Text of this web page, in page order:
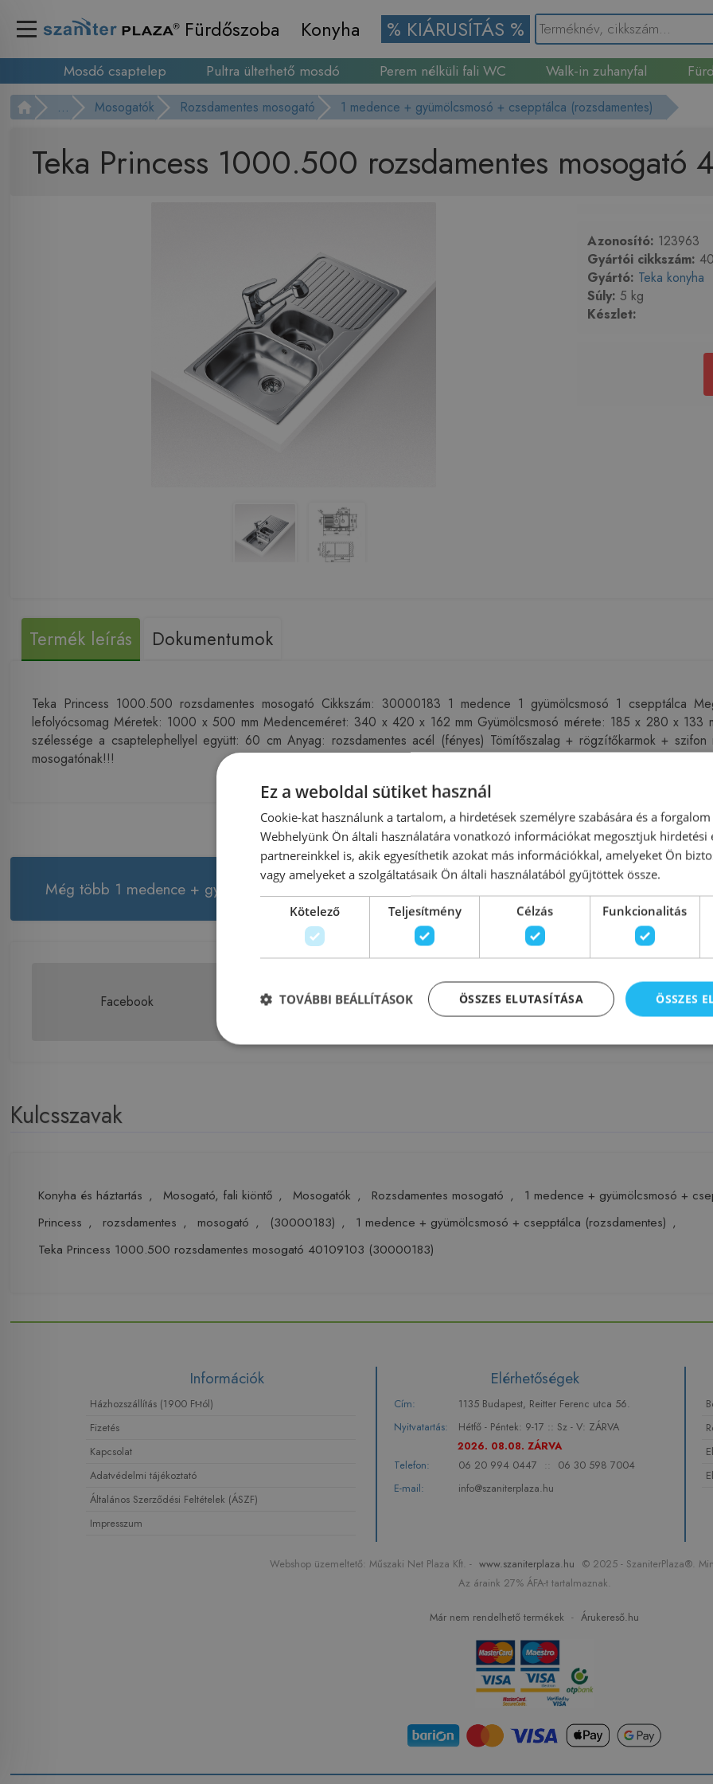
Fürdőszoba Konyha % KIÁRUSÍTÁS %
Mosdó csaptelep Pultra ültethető mosdó Perem nélküli fali WC Walk-in zuhanyfal
Gránit mosogató
... Mosogatók Rozsdamentes mosogató 1 medence + gyümölcsmosó + csepptálca (rozsdamentes)
Teka Princess 1000.500 rozsdamentes
Azonosító: 123963
Gyártói cikkszám:
Gyártó: Teka konyha
Súly: 5 kg
Készlet:
Termék leírás Dokumentumok
Teka Princess 1000.500 rozsdamentes mosogató Cikkszám: 30000183 1 medence 1 gyümölcsmosó 1 csepptálca
lefolyócsomag Méretek: 1000 x 500 mm Medenceméret: 340 x 420 x 162 mm Gyümölcsmosó mérete: 185 x 280 x 133
szélessége a csaptelephellyel együtt: 60 cm Anyag: rozsdamentes acél (fényes) Tömítőszalag + rögzítőkarmok +
mosogatónak!!!
Még több 1 medence + gyümölcsmosó + csepptálca (rozsdamentes) Teka konyha termékek
Facebook Twitter Pinterest Reddit
Kulcsszavak
Konyha és háztartás , Mosogató, fali kiöntő , Mosogatók , Rozsdamentes mosogató , 1 medence + gyümölcsmosó +
Princess , rozsdamentes , mosogató , (30000183) , 1 medence + gyümölcsmosó + csepptálca (rozsdamentes) ,
Teka Princess 1000.500 rozsdamentes mosogató 40109103 (30000183)
Információk
Házhozszállítás (1900 Ft-tól)
Fizetés
Kapcsolat
Adatvédelmi tájékoztató
Általános Szerződési Feltételek (ÁSZF)
Impresszum
Elérhetőségek
Cím:
1135 Budapest, Reitter Ferenc utca 56.
Nyitvatartás:
Hétfő - Péntek: 9-17 :: Sz - V: ZÁRVA
2026. 08.08. ZÁRVA
Telefon:
06 20 994 0447 ::
06 30 598 7004
E-mail:
info@szaniterplaza.hu
Webshop üzemeltető: Műszaki Net Plaza Kft. - www.szaniterplaza.hu © 2025 - SzaniterPlaza®.
Az áraink 27% ÁFA-t tartalmaznak.
Már nem rendelhető termékek - Árukereső.hu
Ez a weboldal sütiket használ
Cookie-kat használunk a tartalom, a hirdetések személyre szabására és a forgalom
Webhelyünk Ön általi használatára vonatkozó információkat megosztjuk hirdetési
partnereinkkel is, akik egyesíthetik azokat más információkkal, amelyeket Ön
vagy amelyeket a szolgáltatásaik Ön általi használatából gyűjtöttek össze.
Kötelező Teljesítmény Célzás Funkcionalitás
ÖSSZES
ÖSSZES ELUTASÍTÁSA
TOVÁBBI BEÁLLÍTÁSOK